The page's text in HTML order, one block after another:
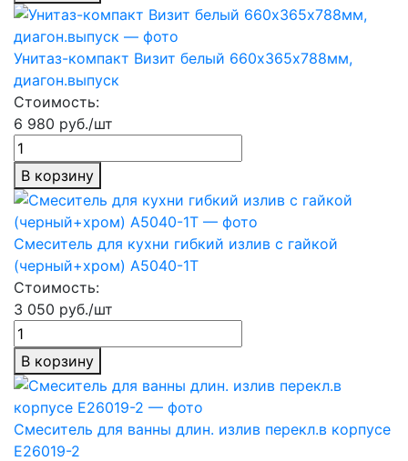
Унитаз-компакт Визит белый 660х365х788мм,
диагон.выпуск
Стоимость:
6 980 руб./шт
В корзину
Смеситель для кухни гибкий излив с гайкой
(черный+хром) А5040-1Т
Стоимость:
3 050 руб./шт
В корзину
Смеситель для ванны длин. излив перекл.в корпусе
Е26019-2